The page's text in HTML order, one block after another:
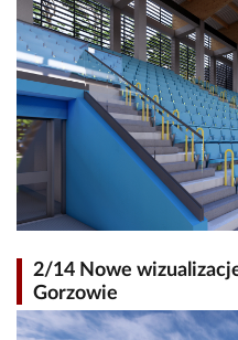
2/14 Nowe
Gorzowie